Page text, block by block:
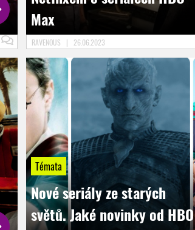
Max
RAVENOUS | 26.06.2023
Témata
Nové seriály ze starých
světů. Jaké novinky od HBO